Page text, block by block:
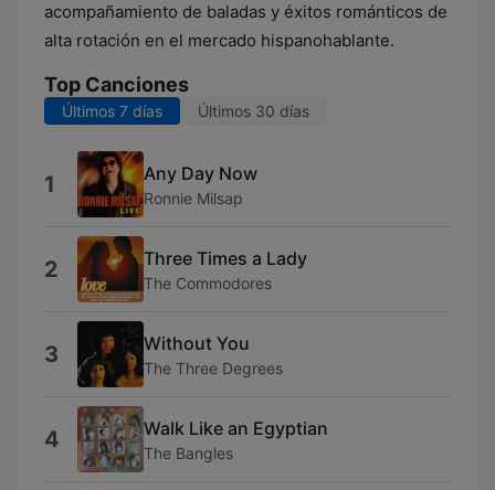
acompañamiento de baladas y éxitos románticos de
alta rotación en el mercado hispanohablante.
Top Canciones
Últimos 7 días Últimos 30 días
1 Any Day Now
Ronnie Milsap
2 Three Times a Lady
The Commodores
3 Without You
The Three Degrees
4 Walk Like an Egyptian
The Bangles